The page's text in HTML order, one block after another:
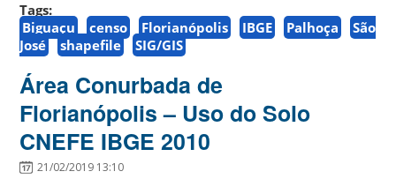
Tags:
Biguaçu
censo Florianópolis IBGE Palhoça
São
José
shapefile SIG/GIS
Área Conurbada de
Florianópolis – Uso do Solo
CNEFE IBGE 2010
21/02/2019 13:10